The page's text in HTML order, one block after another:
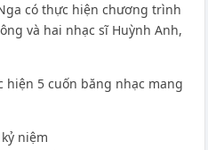
có thực hiện chương trình
và hai nhạc sĩ Huỳnh Anh,
hiện 5 cuốn băng nhạc mang
niệm